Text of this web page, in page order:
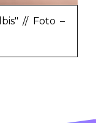
// Foto –